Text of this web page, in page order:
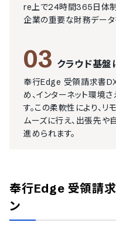
re上で24時間365日体制
企業の重要な財務データ
03 クラウド基
奉行Edge 受領請求書
め、インターネット環境
す。この柔軟性により、
ムーズに行え、出張先や
進められます。
奉行Edge 受領請
ン